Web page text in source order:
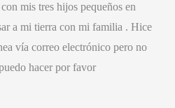
mis tres hijos pequeños en
a mi tierra con mi familia . Hice
vía correo electrónico pero no
hacer por favor